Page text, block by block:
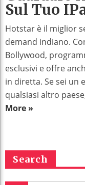
Sul Tuo
Hotstar è il miglior
demand indiano.
Bollywood,
esclusivi e offre
in diretta. Se sei un
qualsiasi altro
More »
Search